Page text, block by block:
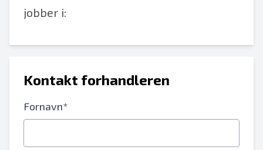
jobber i:
Kontakt forhandleren
Fornavn*